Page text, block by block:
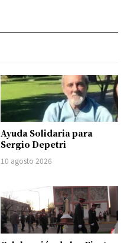
Ayuda Solidaria para
Sergio Depetri
10 agosto 2026